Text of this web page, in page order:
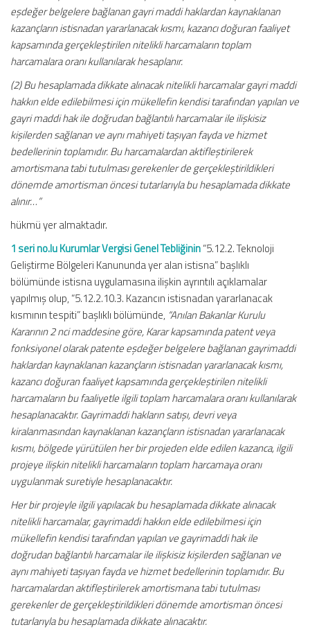
eşdeğer belgelere bağlanan gayri maddi haklardan kaynaklanan
kazançların istisnadan yararlanacak kısmı, kazancı doğuran faaliyet
kapsamında gerçekleştirilen nitelikli harcamaların toplam
harcamalara oranı kullanılarak hesaplanır.
(2) Bu hesaplamada dikkate alınacak nitelikli harcamalar gayri maddi
hakkın elde edilebilmesi için mükellefin kendisi tarafından yapılan ve
gayri maddi hak ile doğrudan bağlantılı harcamalar ile ilişkisiz
kişilerden sağlanan ve aynı mahiyeti taşıyan fayda ve hizmet
bedellerinin toplamıdır. Bu harcamalardan aktifleştirilerek
amortismana tabi tutulması gerekenler de gerçekleştirildikleri
dönemde amortisman öncesi tutarlarıyla bu hesaplamada dikkate
alınır…”
hükmü yer almaktadır.
1 seri no.lu Kurumlar Vergisi Genel Tebliğinin“5.12.2. Teknoloji
Geliştirme Bölgeleri Kanununda yer alan istisna” başlıklı
bölümünde istisna uygulamasına ilişkin ayrıntılı açıklamalar
yapılmış olup, “5.12.2.10.3. Kazancın istisnadan yararlanacak
kısmının tespiti” başlıklı bölümünde, “Anılan Bakanlar Kurulu
Kararının 2 nci maddesine göre, Karar kapsamında patent veya
fonksiyonel olarak patente eşdeğer belgelere bağlanan gayrimaddi
haklardan kaynaklanan kazançların istisnadan yararlanacak kısmı,
kazancı doğuran faaliyet kapsamında gerçekleştirilen nitelikli
harcamaların bu faaliyetle ilgili toplam harcamalara oranı kullanılarak
hesaplanacaktır. Gayrimaddi hakların satışı, devri veya
kiralanmasından kaynaklanan kazançların istisnadan yararlanacak
kısmı, bölgede yürütülen her bir projeden elde edilen kazanca, ilgili
projeye ilişkin nitelikli harcamaların toplam harcamaya oranı
uygulanmak suretiyle hesaplanacaktır.
Her bir projeyle ilgili yapılacak bu hesaplamada dikkate alınacak
nitelikli harcamalar, gayrimaddi hakkın elde edilebilmesi için
mükellefin kendisi tarafından yapılan ve gayrimaddi hak ile
doğrudan bağlantılı harcamalar ile ilişkisiz kişilerden sağlanan ve
aynı mahiyeti taşıyan fayda ve hizmet bedellerinin toplamıdır. Bu
harcamalardan aktifleştirilerek amortismana tabi tutulması
gerekenler de gerçekleştirildikleri dönemde amortisman öncesi
tutarlarıyla bu hesaplamada dikkate alınacaktır.